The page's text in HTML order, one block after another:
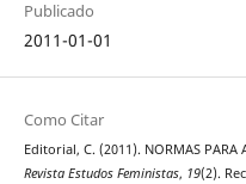
Publicado
2011-01-01
Como Citar
Editorial, C. (2011). NORMAS PARA
Revista Estudos Feministas, 19(2).